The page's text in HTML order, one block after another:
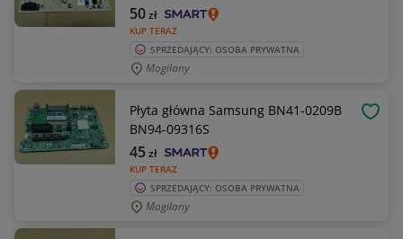
KUP TERAZ
50zł
SPRZEDAJĄCY: OSOBA PRYWATNA
Mogilany
Płyta główna Samsung BN41-0209B
BN94-09316S
KUP TERAZ
45zł
SPRZEDAJĄCY: OSOBA PRYWATNA
Mogilany